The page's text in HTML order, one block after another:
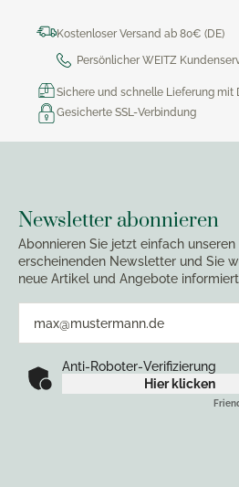
Kostenloser Versand ab 80€ (DE)
Persönlicher WEITZ
Sichere und schnelle Lieferung mit
Gesicherte SSL-Verbindung
Newsletter abonnieren
Abonnieren Sie jetzt einfach
erscheinenden Newsletter und Sie
neue Artikel und Angebote
Anti-Roboter-Verifizierung
Hier klicken